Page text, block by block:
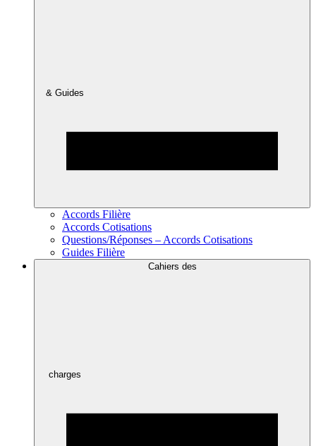
& Guides
Accords Filière
Accords Cotisations
Questions/Réponses – Accords Cotisations
Guides Filière
Cahiers des
charges